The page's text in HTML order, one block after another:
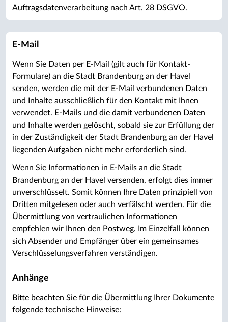
Auftragsdatenverarbeitung nach Art. 28 DSGVO.
E-Mail
Wenn Sie Daten per E-Mail (gilt auch für Kontakt-
Formulare) an die Stadt Brandenburg an der Havel
senden, werden die mit der E-Mail verbundenen Daten
und Inhalte ausschließlich für den Kontakt mit Ihnen
verwendet. E-Mails und die damit verbundenen Daten
und Inhalte werden gelöscht, sobald sie zur Erfüllung der
in der Zuständigkeit der Stadt Brandenburg an der Havel
liegenden Aufgaben nicht mehr erforderlich sind.
Wenn Sie Informationen in E-Mails an die Stadt
Brandenburg an der Havel versenden, erfolgt dies immer
unverschlüsselt. Somit können Ihre Daten prinzipiell von
Dritten mitgelesen oder auch verfälscht werden. Für die
Übermittlung von vertraulichen Informationen
empfehlen wir Ihnen den Postweg. Im Einzelfall können
sich Absender und Empfänger über ein gemeinsames
Verschlüsselungsverfahren verständigen.
Anhänge
Bitte beachten Sie für die Übermittlung Ihrer Dokumente
folgende technische Hinweise: